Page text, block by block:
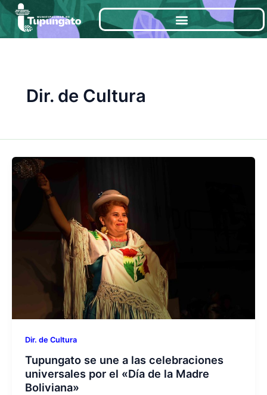
Ir
contenido
Dir. de Cultura
Dir. de Cultura
Tupungato se une a las celebraciones
universales por el «Día de la Madre
Boliviana»